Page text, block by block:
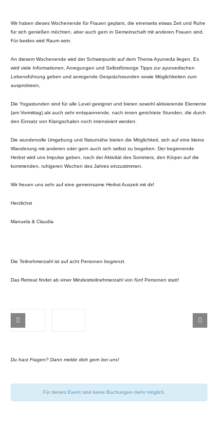
Wir haben dieses Wochenende für Frauen geplant, die einerseits etwas Zeit und Ruhe
für sich genießen möchten, aber auch gern in Gemeinschaft mit anderen Frauen sind.
Für beides wird Raum sein.
An diesem Wochenende wird der Schwerpunkt auf dem Thema Ayurveda liegen. Es
wird viele Informationen, Anregungen und Selbstfürsorge Tipps zur ayurvedischen
Lebensführung geben und anregende Gesprächsrunden sowie Möglichkeiten zum
ausprobieen,
Die Yogastunden sind für alle Level geeignet und bieten sowohl aktivierende Elemente
(am Vormittag) als auch sehr entspannende, nach innen gerichtete Stunden, die durch
den Einsatz von Klangschalen noch intensiviert werden.
Die wundervolle Umgebung und Naturnähe bieten die Möglichkeit, sich auf eine kleine
Wanderung mit anderen oder gern auch sich selbst zu begeben. Der beginnende
Herbst wird uns Impulse geben, nach der Aktivität des Sommers, den Körper auf die
kommenden, ruhigeren Wochen des Jahres einzustimmen.
Wir freuen uns sehr auf eine gemeinsame Herbst Auszeit mit dir!
Herzlichst
Manuela & Claudia
Die Teilnehmerzahl ist auf acht Personen begrenzt.
Das Retreat findet ab einer Mindestteilnehmerzahl von fünf Personen statt!
Du hast Fragen? Dann melde dich gern bei uns!
Für dieses Event sind keine Buchungen mehr möglich.